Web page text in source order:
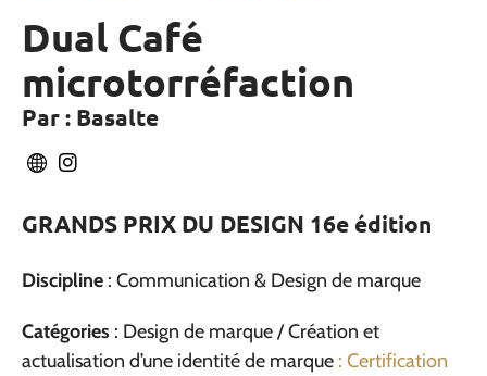
Dual Café
microtorréfaction
Par : Basalte
GRANDS PRIX DU DESIGN 16e édition
Discipline : Communication & Design de marque
Catégories : Design de marque / Création et
actualisation d’une identité de marque : Certification